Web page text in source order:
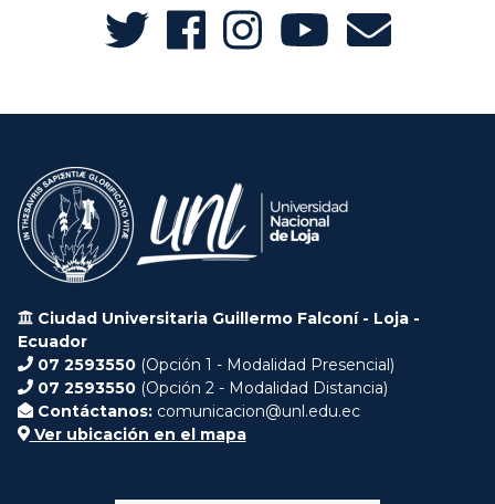
Ciudad Universitaria Guillermo Falconí - Loja -
Ecuador
07 2593550 (Opción 1 - Modalidad Presencial)
07 2593550 (Opción 2 - Modalidad Distancia)
Contáctanos: comunicacion@unl.edu.ec
Ver ubicación en el mapa